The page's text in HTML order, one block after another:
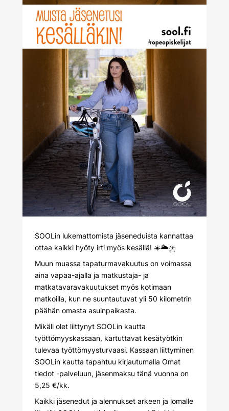
SOOLin lukemattomista jäseneduista kannattaa
ottaa kaikki hyöty irti myös kesällä! ☀️🌥️⛈️
Muun muassa tapaturmavakuutus on voimassa
aina vapaa-ajalla ja matkustaja- ja
matkatavara­vakuutukset myös kotimaan
matkoilla, kun ne suuntautuvat yli 50 kilometrin
päähän omasta asuinpaikasta.
Mikäli olet liittynyt SOOLin kautta
työttömyyskassaan, kartuttavat kesätyötkin
tulevaa työttömyysturvaasi. Kassaan liittyminen
SOOLin kautta tapahtuu kirjautumalla Omat
tiedot -palveluun, jäsenmaksu tänä vuonna on
5,25 €/kk.
Kaikki jäsenedut ja alennukset arkeen ja lomalle